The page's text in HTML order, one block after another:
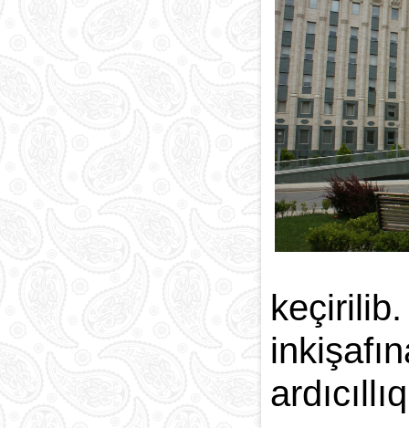
Paytaxt
Kodlar və indekslər
Qan yaddaşı